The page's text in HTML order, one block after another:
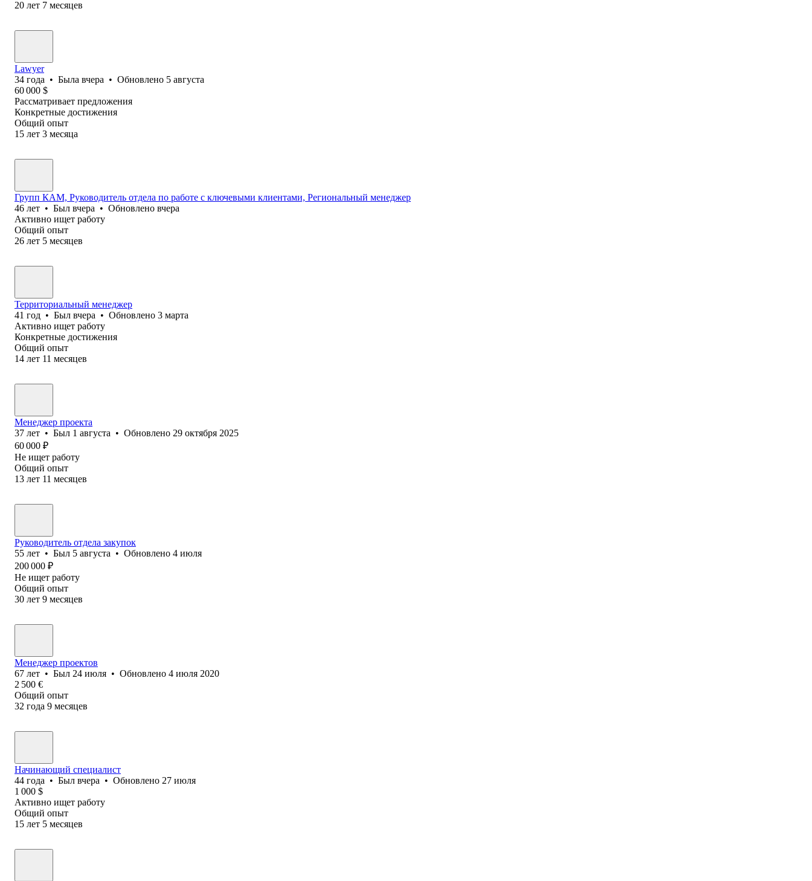
20 лет 7 месяцев
Lawyer
34 года • Была вчера • Обновлено 5 августа
60 000 $
Рассматривает предложения
Конкретные достижения
Общий опыт
15 лет 3 месяца
Групп КАМ, Руководитель отдела по работе с ключевыми клиентами, Региональный менеджер
46 лет • Был вчера • Обновлено вчера
Активно ищет работу
Общий опыт
26 лет 5 месяцев
Территориальный менеджер
41 год • Был вчера • Обновлено 3 марта
Активно ищет работу
Конкретные достижения
Общий опыт
14 лет 11 месяцев
Менеджер проекта
37 лет • Был 1 августа • Обновлено 29 октября 2025
60 000 ₽
Не ищет работу
Общий опыт
13 лет 11 месяцев
Руководитель отдела закупок
55 лет • Был 5 августа • Обновлено 4 июля
200 000 ₽
Не ищет работу
Общий опыт
30 лет 9 месяцев
Менеджер проектов
67 лет • Был 24 июля • Обновлено 4 июля 2020
2 500 €
Общий опыт
32 года 9 месяцев
Начинающий специалист
44 года • Был вчера • Обновлено 27 июля
1 000 $
Активно ищет работу
Общий опыт
15 лет 5 месяцев